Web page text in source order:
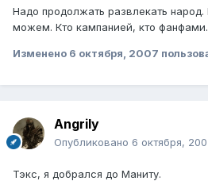
Надо продолжать развлекать
можем. Кто кампанией, кто
Изменено 6 октября, 2007
Angrily
Опубликовано 6 октября,
Тэкс, я добрался до Маниту.